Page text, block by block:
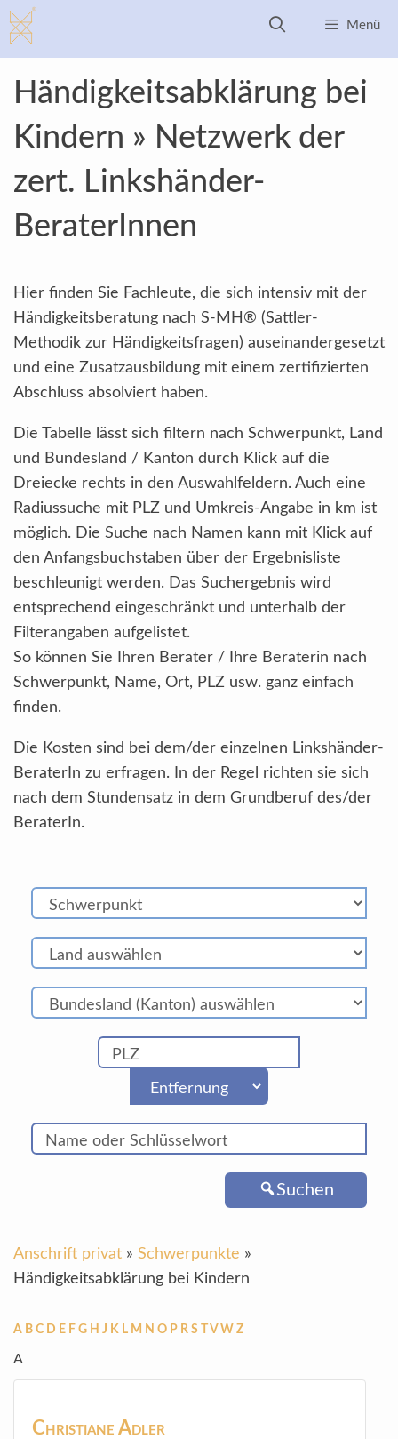
Zum
Inhalt
springen
Menü
Händigkeitsabklärung bei
Kindern » Netzwerk der
zert. Linkshänder-
BeraterInnen
Hier finden Sie Fachleute, die sich intensiv mit der
Händigkeitsberatung nach S-MH® (Sattler-
Methodik zur Händigkeitsfragen) auseinandergesetzt
und eine Zusatzausbildung mit einem zertifizierten
Abschluss absolviert haben.
Die Tabelle lässt sich filtern nach Schwerpunkt, Land
und Bundesland / Kanton durch Klick auf die
Dreiecke rechts in den Auswahlfeldern. Auch eine
Radiussuche mit PLZ und Umkreis-Angabe in km ist
möglich. Die Suche nach Namen kann mit Klick auf
den Anfangsbuchstaben über der Ergebnisliste
beschleunigt werden. Das Suchergebnis wird
entsprechend eingeschränkt und unterhalb der
Filterangaben aufgelistet.
So können Sie Ihren Berater / Ihre Beraterin nach
Schwerpunkt, Name, Ort, PLZ usw. ganz einfach
finden.
Die Kosten sind bei dem/der einzelnen Linkshänder-
BeraterIn zu erfragen. In der Regel richten sie sich
nach dem Stundensatz in dem Grundberuf des/der
BeraterIn.
Suchen
Anschrift privat » Schwerpunkte »
Händigkeitsabklärung bei Kindern
A B C D E F G H J K L M N O P R S V W Z
A
Christiane Adler